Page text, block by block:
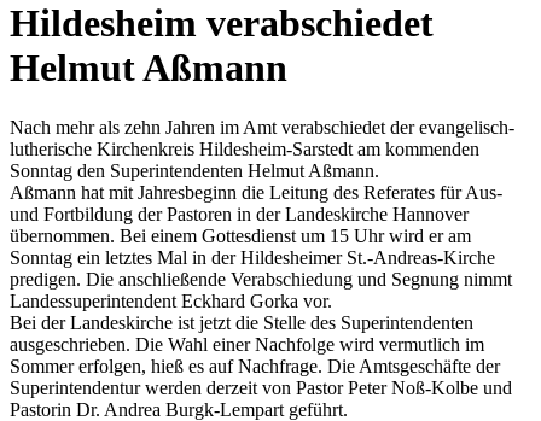
Hildesheim verabschiedet
Helmut Aßmann
Nach mehr als zehn Jahren im Amt verabschiedet der evangelisch-
lutherische Kirchenkreis Hildesheim-Sarstedt am kommenden
Sonntag den Superintendenten Helmut Aßmann.
Aßmann hat mit Jahresbeginn die Leitung des Referates für Aus-
und Fortbildung der Pastoren in der Landeskirche Hannover
übernommen. Bei einem Gottesdienst um 15 Uhr wird er am
Sonntag ein letztes Mal in der Hildesheimer St.-Andreas-Kirche
predigen. Die anschließende Verabschiedung und Segnung nimmt
Landessuperintendent Eckhard Gorka vor.
Bei der Landeskirche ist jetzt die Stelle des Superintendenten
ausgeschrieben. Die Wahl einer Nachfolge wird vermutlich im
Sommer erfolgen, hieß es auf Nachfrage. Die Amtsgeschäfte der
Superintendentur werden derzeit von Pastor Peter Noß-Kolbe und
Pastorin Dr. Andrea Burgk-Lempart geführt.